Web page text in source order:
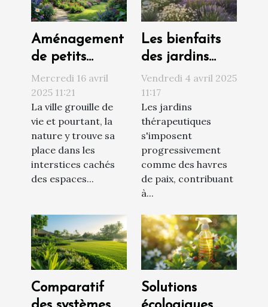
Aménagement
de petits
jardins secrets
pour espaces
urbains
optimisation
d'espace et
choix de
plantes
Mercredi 16 avril
2025 11:21
La ville grouille de
vie et pourtant, la
nature y trouve sa
place dans les
interstices cachés
des espaces...
Les bienfaits
des jardins
thérapeutiques
conception et
plantes
recommandées
Vendredi 4 avril 2025
11:17
Les jardins
thérapeutiques
s'imposent
progressivement
comme des havres
de paix, contribuant
à...
Comparatif
Solutions